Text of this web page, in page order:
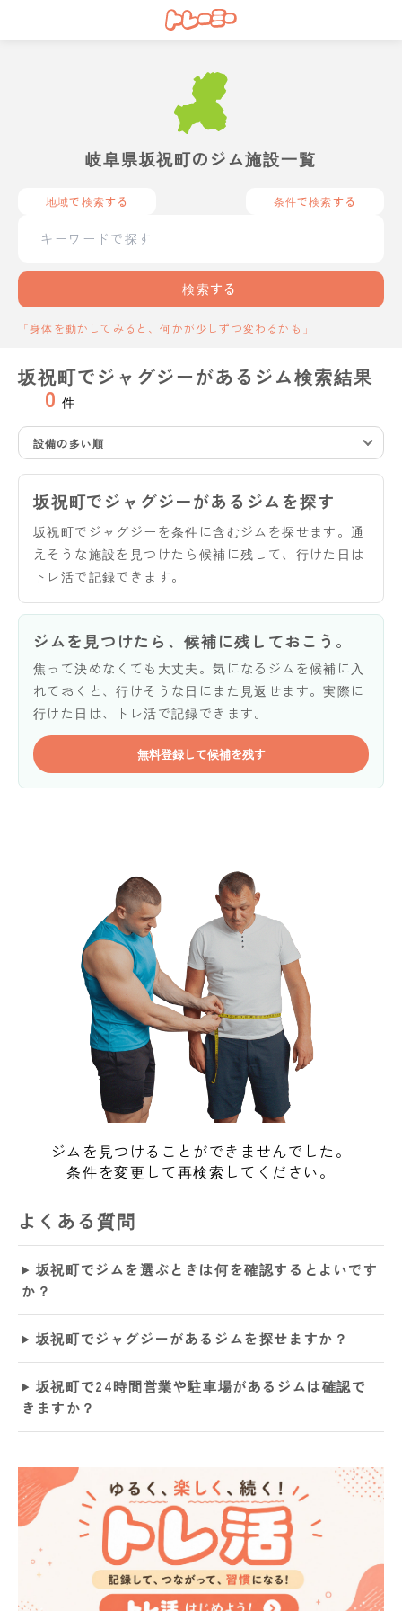
岐阜県坂祝町のジム施設一覧
地域で検索する 条件で検索する
検索する
「身体を動かしてみると、何かが少しずつ変わるかも」
坂祝町でジャグジーがあるジム検索結果
0 件
設備の多い順
坂祝町でジャグジーがあるジムを探す
坂祝町でジャグジーを条件に含むジムを探せます。通
えそうな施設を見つけたら候補に残して、行けた日は
トレ活で記録できます。
ジムを見つけたら、候補に残しておこう。
焦って決めなくても大丈夫。気になるジムを候補に入
れておくと、行けそうな日にまた見返せます。実際に
行けた日は、トレ活で記録できます。
無料登録して候補を残す
ジムを見つけることができませんでした。
条件を変更して再検索してください。
よくある質問
坂祝町でジムを選ぶときは何を確認するとよいです
か？
坂祝町でジャグジーがあるジムを探せますか？
坂祝町で24時間営業や駐車場があるジムは確認で
きますか？